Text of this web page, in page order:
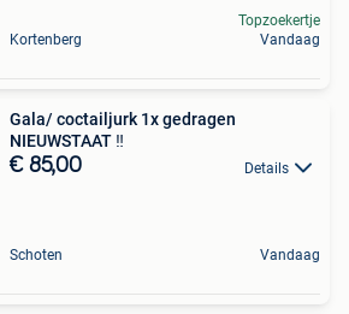
Kortenberg
Topzoekertje
Vandaag
Gala/ coctailjurk 1x gedragen
NIEUWSTAAT ‼️
€ 85,00 Details
Schoten Vandaag